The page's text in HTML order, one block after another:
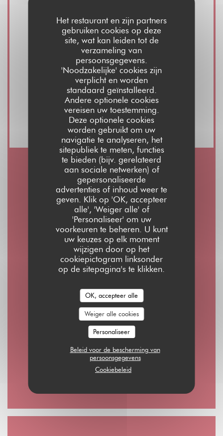
Het restaurant en zijn partners
gebruiken cookies op deze
site, wat kan leiden tot de
verzameling van
persoonsgegevens.
'Noodzakelijke' cookies zijn
verplicht en worden
standaard geïnstalleerd.
Andere optionele cookies
vereisen uw toestemming.
Deze optionele cookies
worden gebruikt om uw
navigatie te analyseren, het
sitepubliek te meten, functies
te bieden (bijv. gerelateerd
aan sociale netwerken) of
gepersonaliseerde
advertenties of inhoud weer te
geven. Klik op 'OK, accepteer
alle', 'Weiger alle' of
'Personaliseer' om uw
voorkeuren te beheren. U kunt
uw keuzes op elk moment
wijzigen door op het
cookiepictogram linksonder
op de sitepagina's te klikken.
OK, accepteer alle
Weiger alle cookies
Personaliseer
Beleid voor de bescherming van
persoonsgegevens
Cookiebeleid
Diensten
Wijnverkoop, Take away, Zomerterras,
Privatiseringsruimte restaurant en hal, Gratis
wifi
Betaalmethoden
Visa, meester, Contant geld, Debetkaart
Openingstijden
Maa -Don
08:00 - 01:00
Vrijdag
08:00 - 02:00
Zaterdag
10:00 - 02:00
Zondag
10:00 - 00:00